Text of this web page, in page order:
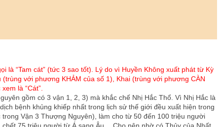
“Tam cát” (tức 3 sao tốt). Lý do vì Huyền Không xuất phát từ Kỳ
với phương KHẢM của số 1), Khai (trùng với phương CÀN
là “Cát”.
gồm có 3 vận 1, 2, 3) mà khắc chế Nhị Hắc Thổ. Vì Nhị Hắc là
bệnh khủng khiếp nhất trong lịch sử thế giới đều xuất hiện trong
trong Vận 3 Thượng Nguyên), làm cho từ 50 đến 100 triệu người